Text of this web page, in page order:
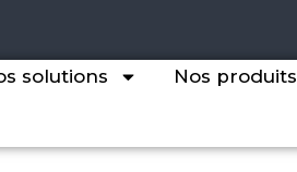
solutions Nos produits